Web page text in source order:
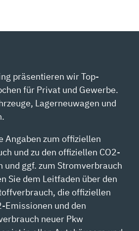
präsentieren wir Top-
für Privat und Gewerbe.
Lagerneuwagen und
Angaben zum offiziellen
und zu den offiziellen CO2-
und ggf. zum Stromverbrauch
Sie dem Leitfaden über den
die offiziellen
Emissionen und den
neuer Pkw